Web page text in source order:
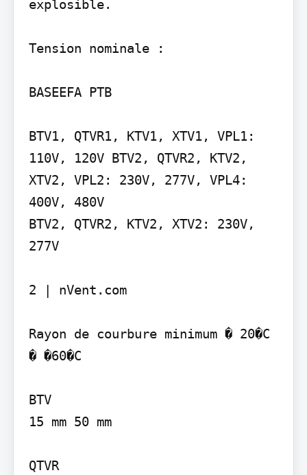
explosible.
Tension nominale :
BASEEFA PTB
BTV1, QTVR1, KTV1, XTV1, VPL1:
110V, 120V BTV2, QTVR2, KTV2,
XTV2, VPL2: 230V, 277V, VPL4:
400V, 480V
BTV2, QTVR2, KTV2, XTV2: 230V,
277V
2 | nVent.com
Rayon de courbure minimum � 20�C
� �60�C
BTV
15 mm 50 mm
QTVR